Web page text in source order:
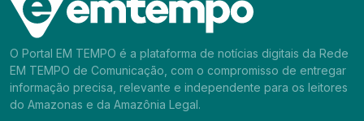
O Portal EM TEMPO é a plataforma de notícias digitais da Rede
EM TEMPO de Comunicação, com o compromisso de entregar
informação precisa, relevante e independente para os leitores
do Amazonas e da Amazônia Legal.